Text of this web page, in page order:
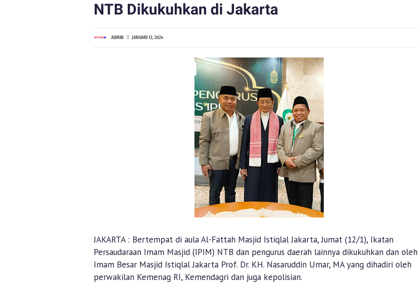
NTB Dikukuhkan di Jakarta
ADMIN JANUARI 12, 2024
JAKARTA : Bertempat di aula Al-Fattah Masjid Istiqlal Jakarta, Jumat (12/1), Ikatan
Persaudaraan Imam Masjid (IPIM) NTB dan pengurus daerah lainnya dikukuhkan dan oleh
Imam Besar Masjid Istiqlal Jakarta Prof. Dr. KH. Nasaruddin Umar, MA yang dihadiri oleh
perwakilan Kemenag RI, Kemendagri dan juga kepolisian.